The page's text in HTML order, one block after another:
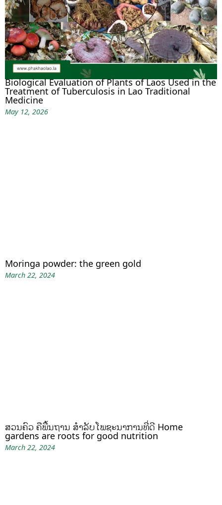
Biological Evaluation of Plants of Laos Used in the
Treatment of Tuberculosis in Lao Traditional
Medicine
May 12, 2026
Moringa powder: the green gold
March 22, 2024
ສວນຄົວ ຄືພື້ນຖານ ສໍາລັບໂພຊະນາການທີ່ດີ Home
gardens are roots for good nutrition
March 22, 2024